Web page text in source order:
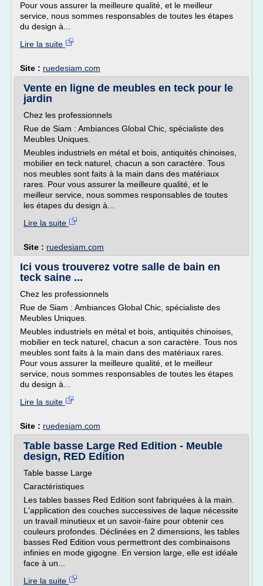
Pour vous assurer la meilleure qualité, et le meilleur
service, nous sommes responsables de toutes les étapes
du design à...
Lire la suite
Site : ruedesiam.com
Vente en ligne de meubles en teck pour le
jardin
Chez les professionnels
Rue de Siam : Ambiances Global Chic, spécialiste des
Meubles Uniques.
Meubles industriels en métal et bois, antiquités chinoises,
mobilier en teck naturel, chacun a son caractère. Tous
nos meubles sont faits à la main dans des matériaux
rares. Pour vous assurer la meilleure qualité, et le
meilleur service, nous sommes responsables de toutes
les étapes du design à...
Lire la suite
Site : ruedesiam.com
Ici vous trouverez votre salle de bain en
teck saine ...
Chez les professionnels
Rue de Siam : Ambiances Global Chic, spécialiste des
Meubles Uniques.
Meubles industriels en métal et bois, antiquités chinoises,
mobilier en teck naturel, chacun a son caractère. Tous nos
meubles sont faits à la main dans des matériaux rares.
Pour vous assurer la meilleure qualité, et le meilleur
service, nous sommes responsables de toutes les étapes
du design à...
Lire la suite
Site : ruedesiam.com
Table basse Large Red Edition - Meuble
design, RED Edition
Table basse Large
Caractéristiques
Les tables basses Red Edition sont fabriquées à la main.
L'application des couches successives de laque nécessite
un travail minutieux et un savoir-faire pour obtenir ces
couleurs profondes. Déclinées en 2 dimensions, les tables
basses Red Edition vous permettront des combinaisons
infinies en mode gigogne. En version large, elle est idéale
face à un...
Lire la suite